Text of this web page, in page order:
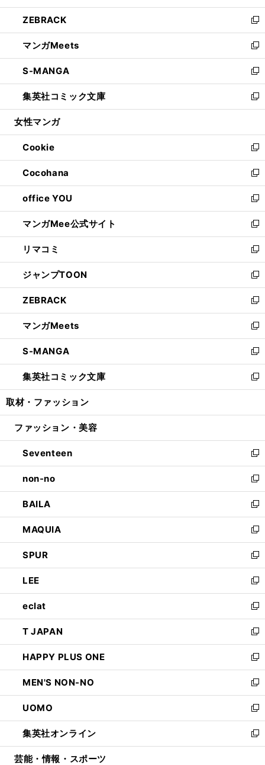
開
く
ウ
で
開
く
ン
ド
ウ
で
開
く
ウ
ィ
ン
ド
ウ
で
開
く
し
い
ウ
ィ
ン
ド
ウ
で
開
ZEBRACK
新
し
い
ウ
ィ
ン
ド
ウ
開
く
マンガMeets
新
し
い
ウ
ィ
ン
ウ
で
開
く
S-MANGA
新
し
い
ウ
ン
ド
ウ
で
開
く
集英社コミック文庫
新
し
ウ
ィ
ン
ド
ウ
で
開
く
女性マンガ
Cookie
新
し
い
ウ
ィ
ン
ド
ウ
で
開
く
Cocohana
新
し
い
ウ
ィ
ン
ド
ウ
で
開
く
office YOU
新
し
い
ウ
ィ
ン
ド
ウ
で
開
く
マンガMee公式サイト
新
し
い
ウ
ィ
ン
ド
ウ
で
開
く
リマコミ
新
し
い
ウ
ィ
ン
ド
ウ
で
開
く
ジャンプTOON
新
し
い
ウ
ィ
ン
ド
ウ
で
開
ZEBRACK
新
し
い
ウ
ィ
ン
ド
ウ
開
マンガMeets
新
し
い
ウ
ィ
ン
ウ
開
く
S-MANGA
新
し
い
ウ
ン
ウ
で
開
く
集英社コミック文庫
新
し
ウ
ン
ド
ウ
で
開
く
取材・ファッション
ファッション・美容
Seventeen
新
し
い
ウ
ィ
ン
ド
ウ
で
開
く
non-no
新
し
い
ウ
ィ
ン
ド
ウ
で
開
く
BAILA
新
し
い
ウ
ィ
ン
ド
ウ
で
開
く
MAQUIA
新
し
い
ウ
ィ
ン
ド
ウ
で
開
く
SPUR
新
し
い
ウ
ィ
ン
ド
ウ
で
開
く
LEE
新
し
い
ウ
ィ
ン
ド
ウ
で
開
く
eclat
新
し
い
ウ
ィ
ン
ド
ウ
で
開
く
T JAPAN
新
し
い
ウ
ィ
ン
ド
ウ
で
開
HAPPY PLUS ONE
新
し
い
ウ
ィ
ン
ド
ウ
MEN'S NON-NO
新
し
い
ウ
ィ
ン
UOMO
新
し
い
ウ
集英社オンライン
新
し
芸能・情報・スポーツ